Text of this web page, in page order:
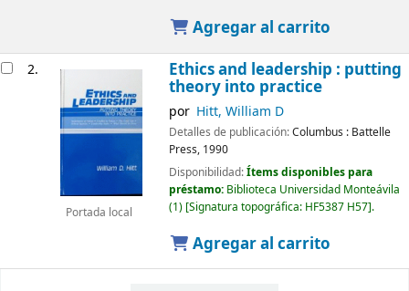
Agregar al carrito
2.
Portada local
Ethics and leadership : putting
theory into practice
por Hitt, William D
Detalles de publicación:Columbus : Battelle
Press, 1990
Disponibilidad:Ítems disponibles para
préstamo: Biblioteca Universidad Monteávila
(1) Signatura topográfica: HF5387 H57 .
Agregar al carrito